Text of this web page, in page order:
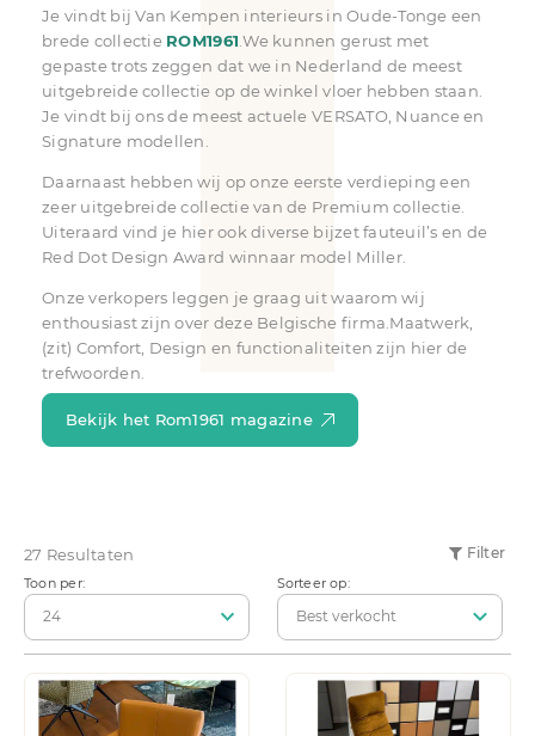
Je vindt bij Van Kempen interieurs in Oude-Tonge een
brede collectie ROM1961 .We kunnen gerust met
gepaste trots zeggen dat we in Nederland de meest
uitgebreide collectie op de winkel vloer hebben staan.
Je vindt bij ons de meest actuele VERSATO, Nuance en
Signature modellen.
Daarnaast hebben wij op onze eerste verdieping een
zeer uitgebreide collectie van de Premium collectie.
Uiteraard vind je hier ook diverse bijzet fauteuil’s en de
Red Dot Design Award winnaar model Miller.
Onze verkopers leggen je graag uit waarom wij
enthousiast zijn over deze Belgische firma.Maatwerk,
(zit) Comfort, Design en functionaliteiten zijn hier de
trefwoorden.
Bekijk het Rom1961 magazine
27 Resultaten Filter
Toon per: Sorteer op: